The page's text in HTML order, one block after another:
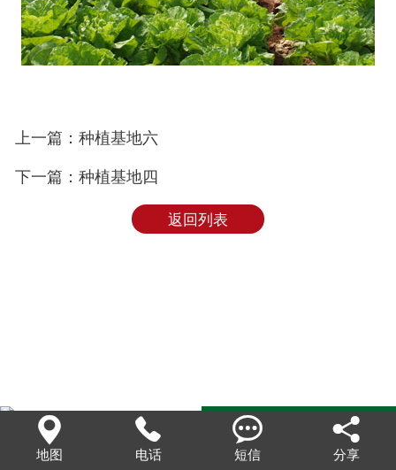
客户留言
人才招聘
上一篇：种植基地六
下一篇：种植基地四
返回列表

地图

电话

短信

分享